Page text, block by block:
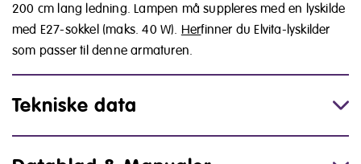
200 cm lang ledning. Lampen må suppleres med en lyskilde
med E27-sokkel (maks. 40 W). Herfinner du Elvita-lyskilder
som passer til denne armaturen.
Tekniske data